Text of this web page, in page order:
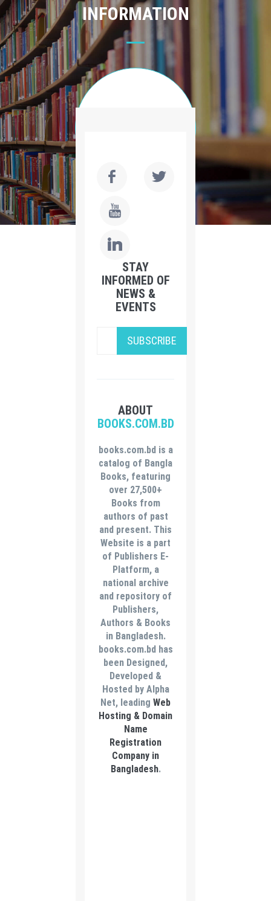
INFORMATION
STAY
INFORMED OF
NEWS &
EVENTS
SUBSCRIBE
ABOUT
BOOKS.COM.BD
books.com.bd is a
catalog of Bangla
Books, featuring
over 27,500+
Books from
authors of past
and present. This
Website is a part
of Publishers E-
Platform, a
national archive
and repository of
Publishers,
Authors & Books
in Bangladesh.
books.com.bd has
been Designed,
Developed &
Hosted by Alpha
Net, leading Web
Hosting & Domain
Name
Registration
Company in
Bangladesh.